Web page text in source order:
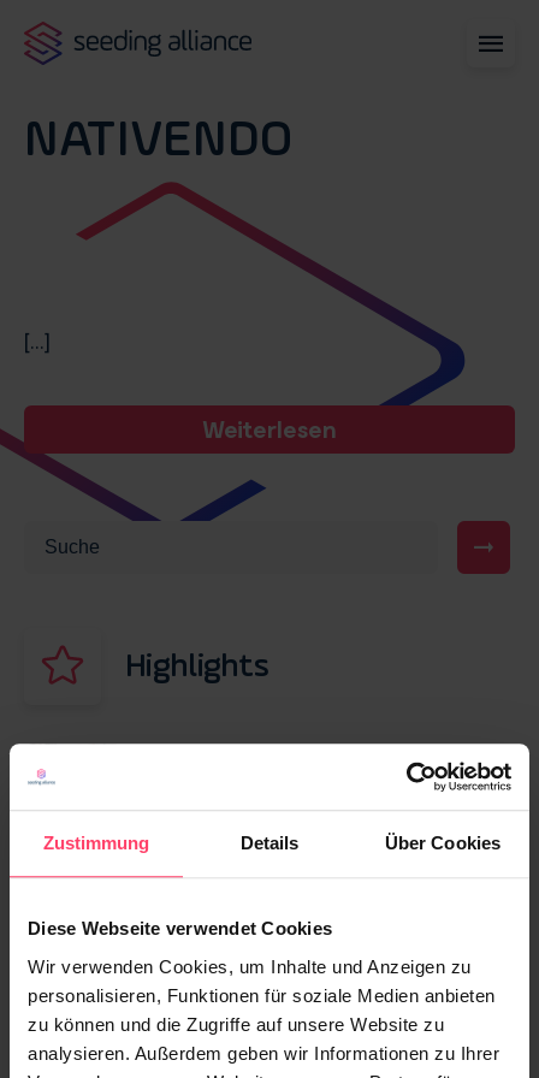
Zustimmung Details Über Cookies
Diese Webseite verwendet Cookies
Wir verwenden Cookies, um Inhalte und Anzeigen zu
personalisieren, Funktionen für soziale Medien anbieten
zu können und die Zugriffe auf unsere Website zu
analysieren. Außerdem geben wir Informationen zu Ihrer
NATIVENDO
[...]
Weiterlesen
Highlights
True Native Advertising: Mit gutem Content
Native Advertising für die Gen Z: Strategien
für erfolgreiche Kampagnen 2026
30. JANUAR 2026
Content Distribution: Schluss mit „Post